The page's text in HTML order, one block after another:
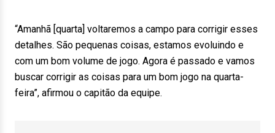
“Amanhã [quarta] voltaremos a campo para corrigir esses
detalhes. São pequenas coisas, estamos evoluindo e
com um bom volume de jogo. Agora é passado e vamos
buscar corrigir as coisas para um bom jogo na quarta-
feira”, afirmou o capitão da equipe.